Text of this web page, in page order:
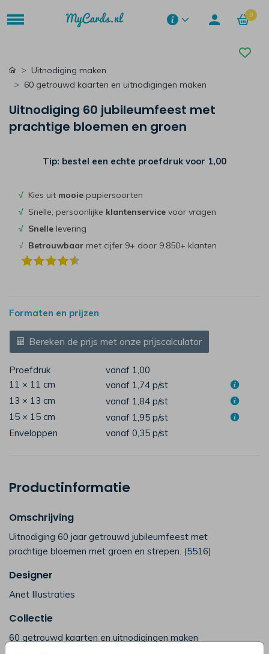
0
Uitnodiging maken
60 getrouwd kaarten en uitnodigingen maken
Uitnodiging 60 jubileumfeest met
prachtige bloemen en groen
Tip: bestel een echte proefdruk voor 1,00
√ Kies uit mooie papiersoorten
√ Snelle, persoonlijke klantenservice voor vragen
√ Snelle levering
√ Betrouwbaar met cijfer 9+ door 9.850+ klanten
Formaten en prijzen
Bereken de prijs met onze prijscalculator
Proefdruk
vanaf 1,00
11 × 11 cm
vanaf 1,74 p/st
13 × 13 cm
vanaf 1,84 p/st
15 × 15 cm
vanaf 1,95 p/st
Enveloppen
vanaf 0,35 p/st
Productinformatie
Omschrijving
Uitnodiging 60 jaar getrouwd jubileumfeest met
prachtige bloemen met groen en strepen. (5516)
Designer
Anet Illustraties
Collectie
60 getrouwd kaarten en uitnodigingen maken